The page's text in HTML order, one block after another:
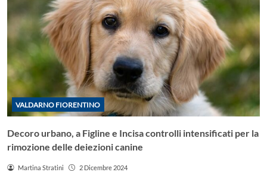
VALDARNO FIORENTINO
Decoro urbano, a Figline e Incisa controlli intensificati per la
rimozione delle deiezioni canine
Martina Stratini 2 Dicembre 2024